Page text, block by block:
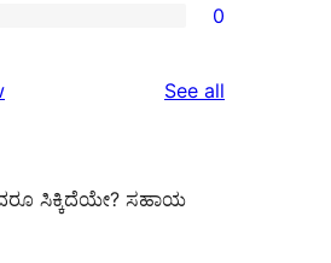
0
See all
ಸಿಕ್ಕಿದೆಯೇ? ಸಹಾಯ